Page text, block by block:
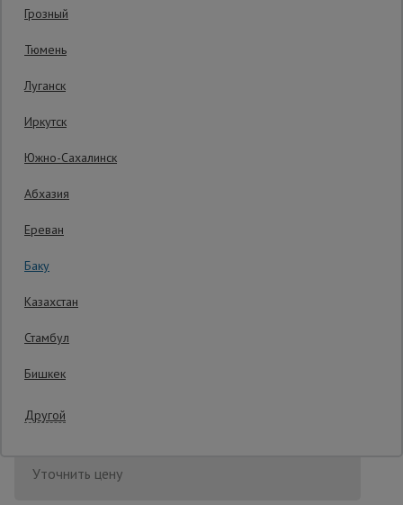
Уточнить цену
Грозный
Тюмень
Луганск
Иркутск
Южно-Сахалинск
Абхазия
Ереван
Баку
Казахстан
Стамбул
Бишкек
Другой